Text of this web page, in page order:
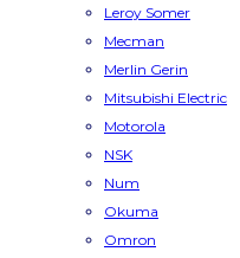
Leroy Somer
Mecman
Merlin Gerin
Mitsubishi Electric
Motorola
NSK
Num
Okuma
Omron